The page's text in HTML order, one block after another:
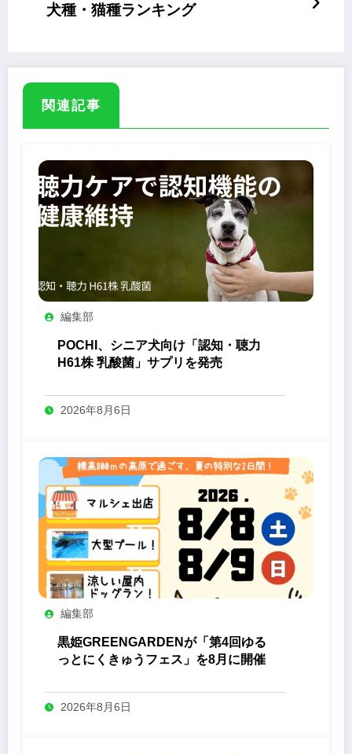
犬種・猫種ランキング
関連記事
編集部
POCHI、シニア犬向け「認知・聴力
H61株 乳酸菌」サプリを発売
2026年8月6日
編集部
黒姫GREENGARDENが「第4回ゆる
っとにくきゅうフェス」を8月に開催
2026年8月6日